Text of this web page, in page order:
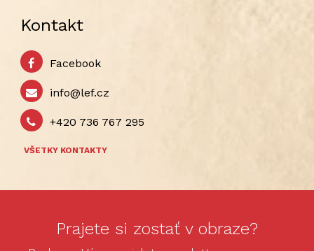
Kontakt
Facebook
info@lef.cz
+420 736 767 295
VŠETKY KONTAKTY
Prajete si zostať v obraze?